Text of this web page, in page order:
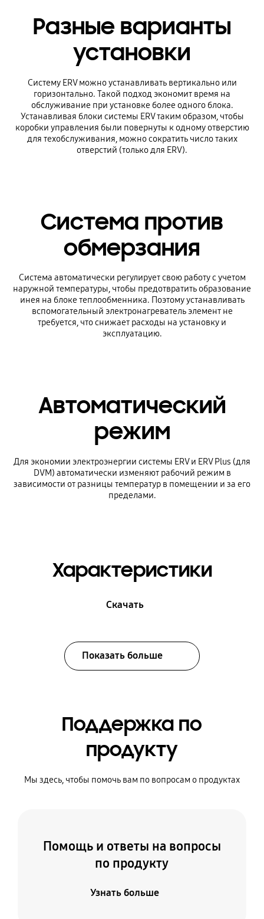
Разные варианты
установки
Систему ERV можно устанавливать вертикально или
горизонтально. Такой подход экономит время на
обслуживание при установке более одного блока.
Устанавливая блоки системы ERV таким образом, чтобы
коробки управления были повернуты к одному отверстию
для техобслуживания, можно сократить число таких
отверстий (только для ERV).
Система против
обмерзания
Система автоматически регулирует свою работу с учетом
наружной температуры, чтобы предотвратить образование
инея на блоке теплообменника. Поэтому устанавливать
вспомогательный электронагреватель элемент не
требуется, что снижает расходы на установку и
эксплуатацию.
Автоматический
режим
Для экономии электроэнергии системы ERV и ERV Plus (для
DVM) автоматически изменяют рабочий режим в
зависимости от разницы температур в помещении и за его
пределами.
Характеристики
Скачать
Показать больше
Поддержка по
продукту
Мы здесь, чтобы помочь вам по вопросам о продуктах
Помощь и ответы на вопросы
по продукту
Узнать больше